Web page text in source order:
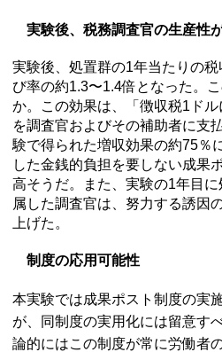
実験後、税務調査官の生産性
実験後、処置群の1年当たりの
び率の約1.3〜1.4倍となった。
か。この効果は、「徴収税1ド
を調査官およびその補助者に支
験で得られた増収効果の約75％
した金銭的負担を要しない成果
高そうだ。また、実験の1年目
属した調査官は、努力する誘因
上げた。
制度の応用可能性
本実験では成果ポスト制度の実
が、同制度の実用化には留意す
論的にはこの制度が常に労働者